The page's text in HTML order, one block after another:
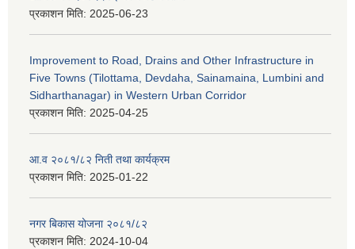
प्रकाशन मिति: 2025-06-23
Improvement to Road, Drains and Other Infrastructure in
Five Towns (Tilottama, Devdaha, Sainamaina, Lumbini and
Sidharthanagar) in Western Urban Corridor
प्रकाशन मिति: 2025-04-25
आ.व २०८१/८२ निती तथा कार्यक्रम
प्रकाशन मिति: 2025-01-22
नगर बिकास योजना २०८१/८२
प्रकाशन मिति: 2024-10-04